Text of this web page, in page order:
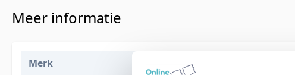
Meer informatie
Merk